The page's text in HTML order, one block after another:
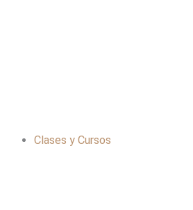
Clases y Cursos